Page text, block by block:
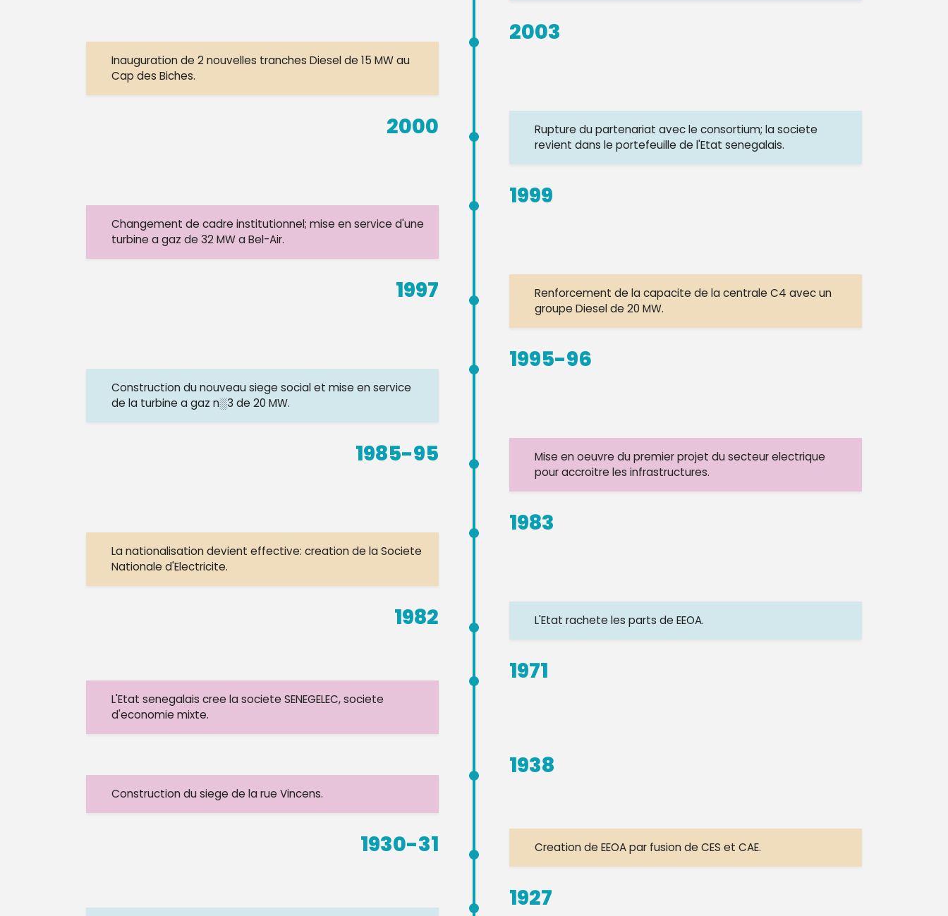
2003
Inauguration de 2 nouvelles tranches Diesel de 15 MW au
Cap des Biches.
2000
Rupture du partenariat avec le consortium; la societe
revient dans le portefeuille de l'Etat senegalais.
1999
Changement de cadre institutionnel; mise en service d'une
turbine a gaz de 32 MW a Bel-Air.
1997
Renforcement de la capacite de la centrale C4 avec un
groupe Diesel de 20 MW.
1995-96
Construction du nouveau siege social et mise en service
de la turbine a gaz n░3 de 20 MW.
1985-95
Mise en oeuvre du premier projet du secteur electrique
pour accroitre les infrastructures.
1983
La nationalisation devient effective: creation de la Societe
Nationale d'Electricite.
1982 L'Etat rachete les parts de EEOA.
1971
L'Etat senegalais cree la societe SENEGELEC, societe
d'economie mixte.
1938
Construction du siege de la rue Vincens.
1930-31 Creation de EEOA par fusion de CES et CAE.
1927